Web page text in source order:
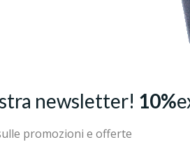
newsletter! 10%
promozioni e offerte